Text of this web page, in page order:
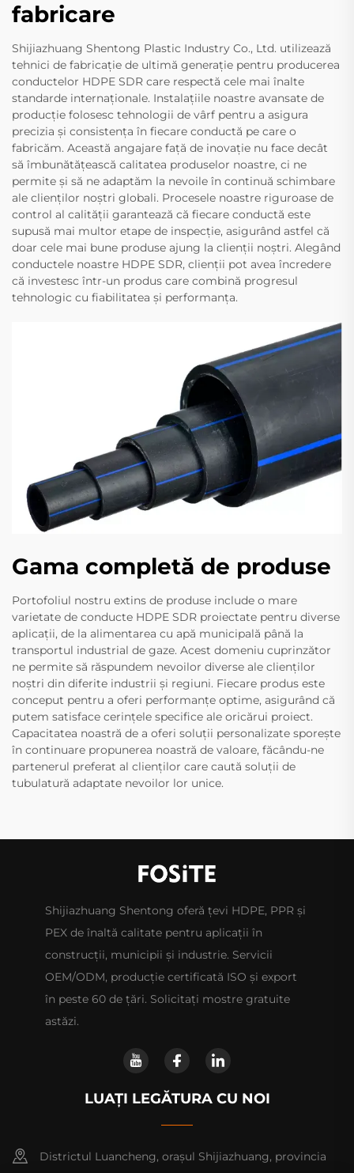
fabricare
Shijiazhuang Shentong Plastic Industry Co., Ltd. utilizează
tehnici de fabricație de ultimă generație pentru producerea
conductelor HDPE SDR care respectă cele mai înalte
standarde internaționale. Instalațiile noastre avansate de
producție folosesc tehnologii de vârf pentru a asigura
precizia și consistența în fiecare conductă pe care o
fabricăm. Această angajare față de inovație nu face decât
să îmbunătățească calitatea produselor noastre, ci ne
permite și să ne adaptăm la nevoile în continuă schimbare
ale clienților noștri globali. Procesele noastre riguroase de
control al calității garantează că fiecare conductă este
supusă mai multor etape de inspecție, asigurând astfel că
doar cele mai bune produse ajung la clienții noștri. Alegând
conductele noastre HDPE SDR, clienții pot avea încredere
că investesc într-un produs care combină progresul
tehnologic cu fiabilitatea și performanța.
Gama completă de produse
Portofoliul nostru extins de produse include o mare
varietate de conducte HDPE SDR proiectate pentru diverse
aplicații, de la alimentarea cu apă municipală până la
transportul industrial de gaze. Acest domeniu cuprinzător
ne permite să răspundem nevoilor diverse ale clienților
noștri din diferite industrii și regiuni. Fiecare produs este
conceput pentru a oferi performanțe optime, asigurând că
putem satisface cerințele specifice ale oricărui proiect.
Capacitatea noastră de a oferi soluții personalizate sporește
în continuare propunerea noastră de valoare, făcându-ne
partenerul preferat al clienților care caută soluții de
tubulatură adaptate nevoilor lor unice.
Shijiazhuang Shentong oferă țevi HDPE, PPR și
PEX de înaltă calitate pentru aplicații în
construcții, municipii și industrie. Servicii
OEM/ODM, producție certificată ISO și export
în peste 60 de țări. Solicitați mostre gratuite
astăzi.
LUAȚI LEGĂTURA CU NOI
Districtul Luancheng, orașul Shijiazhuang, provincia